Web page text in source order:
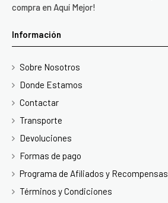
compra en Aquí Mejor!
Información
Sobre Nosotros
Donde Estamos
Contactar
Transporte
Devoluciones
Formas de pago
Programa de Afiliados y Recompensas
Términos y Condiciones